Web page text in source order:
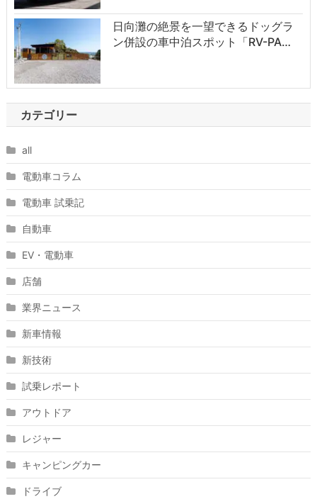
日向灘の絶景を一望できるドッグラ
ン併設の車中泊スポット「RV-PA…
カテゴリー
all
電動車コラム
電動車 試乗記
自動車
EV・電動車
店舗
業界ニュース
新車情報
新技術
試乗レポート
アウトドア
レジャー
キャンピングカー
ドライブ